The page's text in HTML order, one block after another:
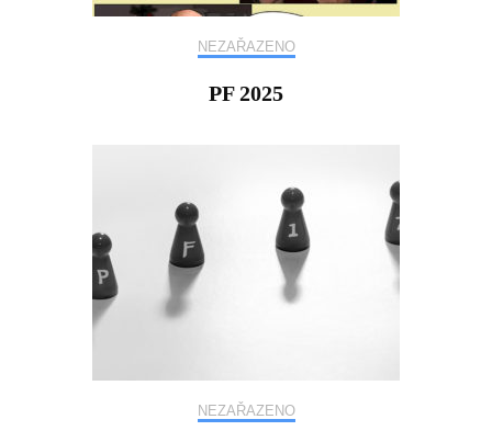
NEZAŘAZENO
PF 2025
NEZAŘAZENO